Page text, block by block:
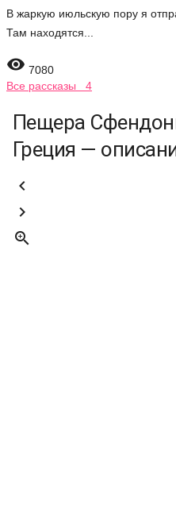
В жаркую июльскую пору я
Там находятся...
 7080
Все рассказы 4
Пещера
Греция —


